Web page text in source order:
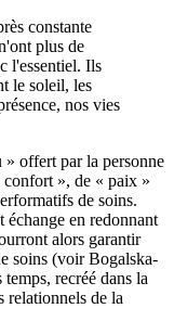
constante
plus de
l'essentiel. Ils
le soleil, les
nos vies
» offert par la personne
», de « paix »
de soins.
en redonnant
alors garantir
soins (voir Bogalska-
recréé dans la
relationnels de la